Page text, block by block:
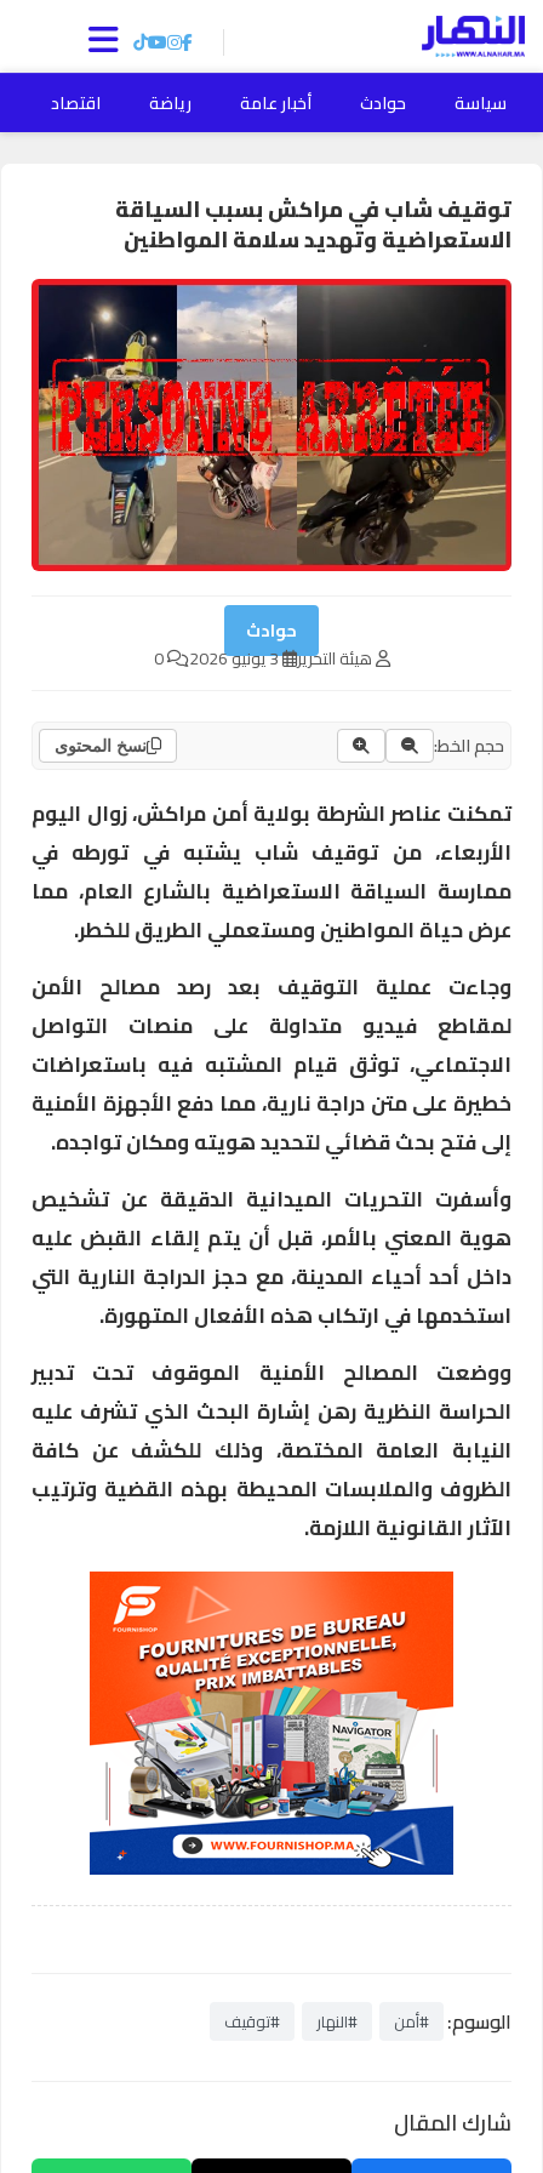
سياسة حوادث أخبار عامة رياضة اقتصاد
توقيف شاب في مراكش بسبب السياقة
الاستعراضية وتهديد سلامة المواطنين
حوادث
هيئة التحرير 3 يونيو 2026 0
حجم الخط: نسخ المحتوى
تمكنت عناصر الشرطة بولاية أمن مراكش، زوال اليوم
الأربعاء، من توقيف شاب يشتبه في تورطه في
ممارسة السياقة الاستعراضية بالشارع العام، مما
عرض حياة المواطنين ومستعملي الطريق للخطر.
وجاءت عملية التوقيف بعد رصد مصالح الأمن
لمقاطع فيديو متداولة على منصات التواصل
الاجتماعي، توثق قيام المشتبه فيه باستعراضات
خطيرة على متن دراجة نارية، مما دفع الأجهزة الأمنية
إلى فتح بحث قضائي لتحديد هويته ومكان تواجده.
وأسفرت التحريات الميدانية الدقيقة عن تشخيص
هوية المعني بالأمر، قبل أن يتم إلقاء القبض عليه
داخل أحد أحياء المدينة، مع حجز الدراجة النارية التي
استخدمها في ارتكاب هذه الأفعال المتهورة.
ووضعت المصالح الأمنية الموقوف تحت تدبير
الحراسة النظرية رهن إشارة البحث الذي تشرف عليه
النيابة العامة المختصة، وذلك للكشف عن كافة
الظروف والملابسات المحيطة بهذه القضية وترتيب
الآثار القانونية اللازمة.
الوسوم: #أمن #النهار #توقيف
شارك المقال